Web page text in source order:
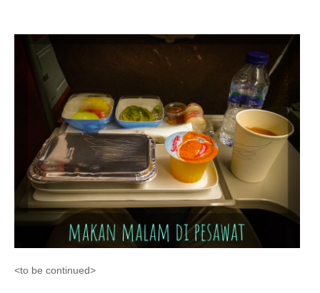
<to be continued>